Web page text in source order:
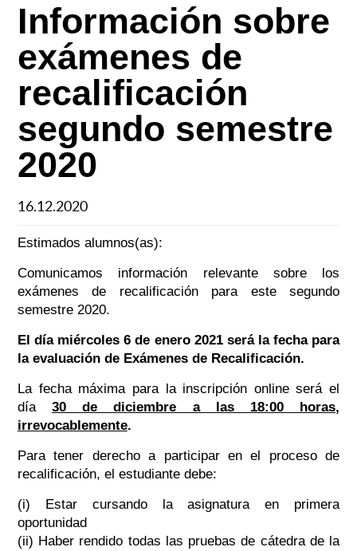
Información sobre
exámenes de
recalificación
segundo semestre
2020
16.12.2020
Estimados alumnos(as):
Comunicamos información relevante sobre los
exámenes de recalificación para este segundo
semestre 2020.
El día miércoles 6 de enero 2021 será la fecha para
la evaluación de Exámenes de Recalificación.
La fecha máxima para la inscripción online será el
día30 de diciembre a las 18:00 horas,
irrevocablemente.
Para tener derecho a participar en el proceso de
recalificación, el estudiante debe:
(i) Estar cursando la asignatura en primera
oportunidad
(ii) Haber rendido todas las pruebas de cátedra de la